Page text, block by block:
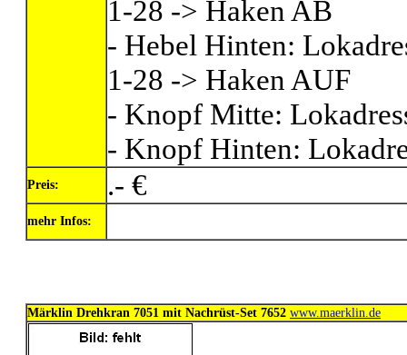
1-28 -> Haken AB
- Hebel Hinten:
1-28 -> Haken AUF
- Knopf Mitte:
- Knopf Hinten:
Preis: .- €
mehr Infos:
Märklin Drehkran 7051 mit Nachrüst-Set 7652 www.maerklin.de